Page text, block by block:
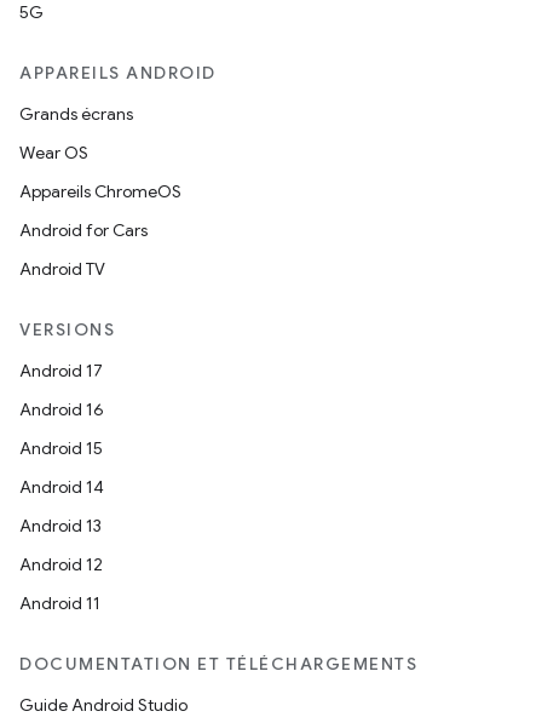
5G
APPAREILS ANDROID
Grands écrans
Wear OS
Appareils ChromeOS
Android for Cars
Android TV
VERSIONS
Android 17
Android 16
Android 15
Android 14
Android 13
Android 12
Android 11
DOCUMENTATION ET TÉLÉCHARGEMENTS
Guide Android Studio